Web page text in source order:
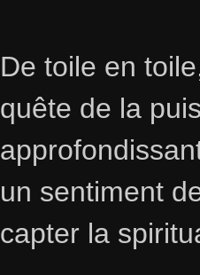
De toile en
quête de la
un sentiment
capter la